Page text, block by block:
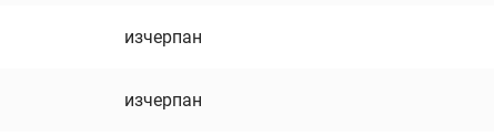
изчерпан
изчерпан